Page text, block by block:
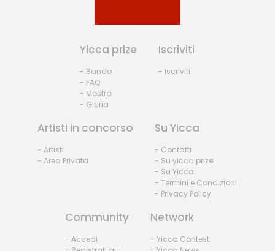
Yicca prize
- Bando
- FAQ
- Mostra
- Giuria
Iscriviti
- Iscriviti
Artisti in concorso
- Artisti
- Area Privata
Su Yicca
- Contatti
- Su yicca prize
- Su Yicca
- Termini e Condizioni
- Privacy Policy
Community
- Accedi
Network
- Yicca Contest